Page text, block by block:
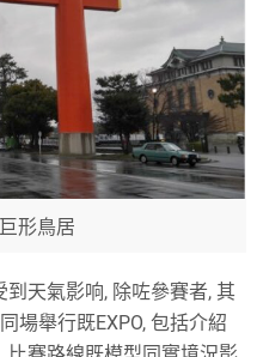
形鳥居
到天氣影响, 除咗參賽者,其
場舉行既EXPO,包括介紹